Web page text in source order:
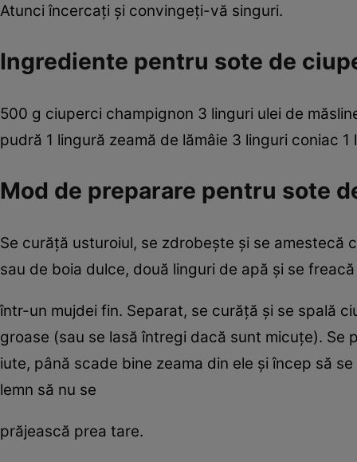
Atunci încercaţi şi convingeţi-vă singuri.
Ingrediente pentru sote de
500 g ciuperci champignon 3 linguri ulei de
pudră 1 lingură zeamă de lămâie 3 linguri coniac
Mod de preparare pentru sote
Se curăţă usturoiul, se zdrobeşte şi se amestecă
sau de boia dulce, două linguri de apă şi se
într-un mujdei fin. Separat, se curăţă şi se spală
groase (sau se lasă întregi dacă sunt micuţe).
iute, până scade bine zeama din ele şi încep să
lemn să nu se
prăjească prea tare.